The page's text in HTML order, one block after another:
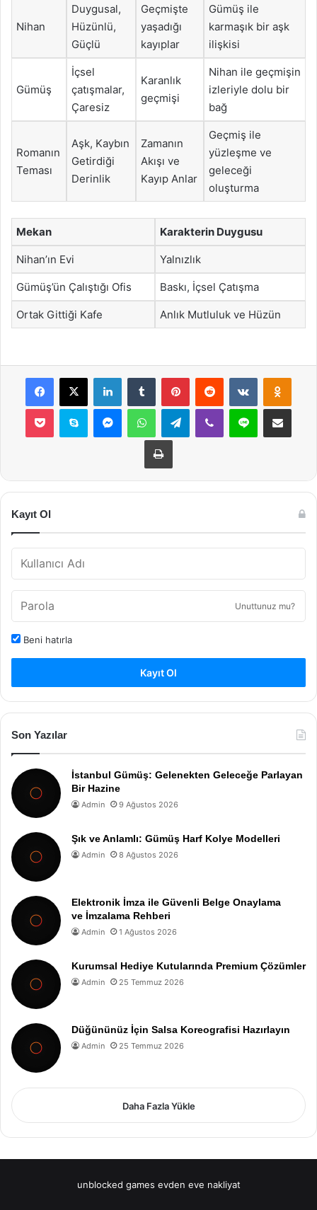
Nihan
Duygusal,
Hüzünlü,
Güçlü
Geçmişte
yaşadığı
kayıplar
Gümüş ile
karmaşık bir aşk
ilişkisi
Gümüş
İçsel
çatışmalar,
Çaresiz
Karanlık
geçmişi
Nihan ile geçmişin
izleriyle dolu bir
bağ
Romanın
Teması
Aşk, Kaybın
Getirdiği
Derinlik
Zamanın
Akışı ve
Kayıp Anlar
Geçmiş ile
yüzleşme ve
geleceği
oluşturma
Mekan Karakterin Duygusu
Nihan’ın Evi Yalnızlık
Gümüş’ün Çalıştığı Ofis Baskı, İçsel Çatışma
Ortak Gittiği Kafe Anlık Mutluluk ve Hüzün
Facebook
X LinkedInTumblr PinterestReddit VKontakte
Pocket Skype MessengerWhatsAppTelegramViber Line E-Posta ile
Yazdır
Kayıt Ol
Unuttunuz mu?
Beni hatırla
Kayıt Ol
Son Yazılar
İstanbul Gümüş: Gelenekten Geleceğe Parlayan
Bir Hazine
Admin 9 Ağustos 2026
Şık ve Anlamlı: Gümüş Harf Kolye Modelleri
Admin 8 Ağustos 2026
Elektronik İmza ile Güvenli Belge Onaylama
ve İmzalama Rehberi
Admin 1 Ağustos 2026
Kurumsal Hediye Kutularında Premium Çözümler
Admin 25 Temmuz 2026
Düğününüz İçin Salsa Koreografisi Hazırlayın
Admin 25 Temmuz 2026
Daha Fazla Yükle
unblocked games evden eve nakliyat